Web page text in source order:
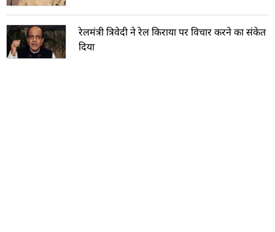
रेलमंत्री त्रिवेदी ने रेल किराया पर विचार करने का संकेत
दिया